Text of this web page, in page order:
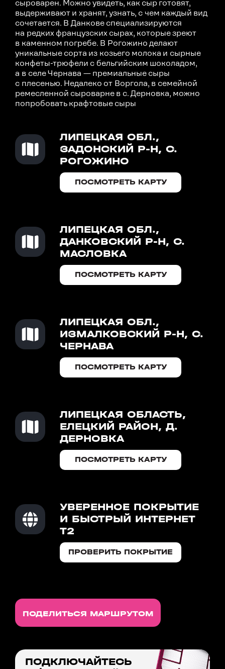
сыроварен. Можно увидеть, как сыр готовят,
выдерживают и хранят, узнать, с чем каждый вид
сочетается. В Данкове специализируются
на редких французских сырах, которые зреют
в каменном погребе. В Рогожино делают
уникальные сорта из козьего молока и сырные
конфеты-трюфели с бельгийским шоколадом,
а в селе Чернава — премиальные сыры
с плесенью. Недалеко от Воргола, в семейной
ремесленной сыроварне в с. Дерновка, можно
попробовать крафтовые сыры
ЛИПЕЦКАЯ ОБЛ.,
ЗАДОНСКИЙ Р-Н, С.
РОГОЖИНО
ПОСМОТРЕТЬ КАРТУ
ЛИПЕЦКАЯ ОБЛ.,
ДАНКОВСКИЙ Р-Н, С.
МАСЛОВКА
ПОСМОТРЕТЬ КАРТУ
ЛИПЕЦКАЯ ОБЛ.,
ИЗМАЛКОВСКИЙ Р-Н, С.
ЧЕРНАВА
ПОСМОТРЕТЬ КАРТУ
ЛИПЕЦКАЯ ОБЛАСТЬ,
ЕЛЕЦКИЙ РАЙОН, Д.
ДЕРНОВКА
ПОСМОТРЕТЬ КАРТУ
УВЕРЕННОЕ ПОКРЫТИЕ
И БЫСТРЫЙ ИНТЕРНЕТ
T2
ПРОВЕРИТЬ ПОКРЫТИЕ
ПОДЕЛИТЬСЯ МАРШРУТОМ
ПОДКЛЮЧАЙТЕСЬ